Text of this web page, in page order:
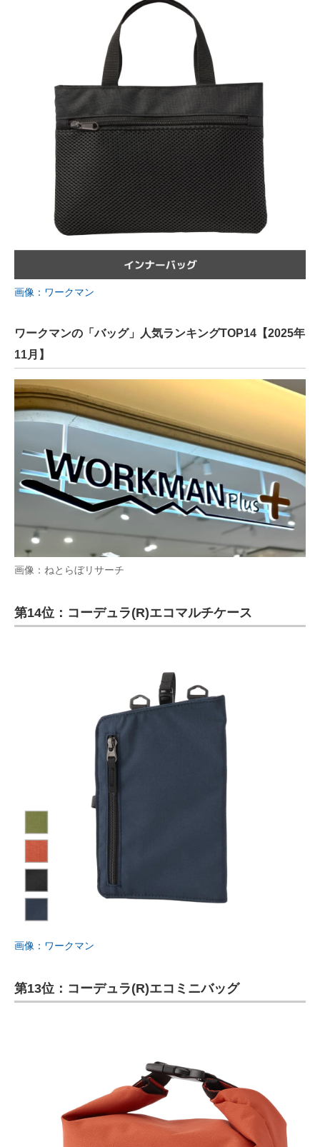
画像：ワークマン
ワークマンの「バッグ」人気ランキングTOP14【2025年
11月】
画像：ねとらぼリサーチ
第14位：コーデュラ(R)エコマルチケース
画像：ワークマン
第13位：コーデュラ(R)エコミニバッグ